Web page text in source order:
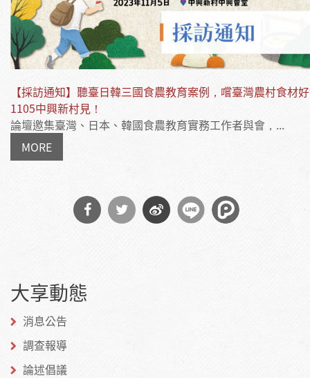
【採訪通知】聽臺日韓三國食農教育案例，嚐臺灣農村食材
1105中興新村見！
論壇邀集臺灣、日本、韓國食農教育實務工作者與會，...
MORE
Facebook
大享動態
消息公告
調查報導
論述倡議